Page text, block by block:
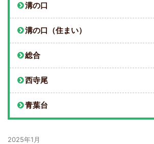
溝の口
溝の口（住まい）
総合
西寺尾
青葉台
2025年1月